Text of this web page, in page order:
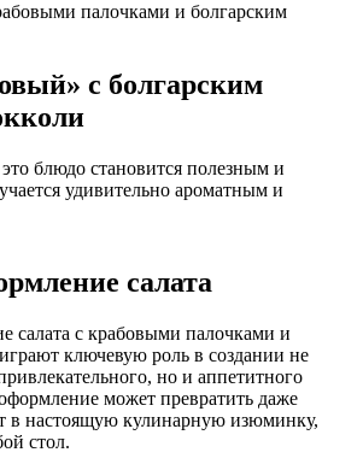
палочками и болгарским
с болгарским
блюдо становится полезным и
удивительно ароматным и
салата
салата с крабовыми палочками и
ключевую роль в создании не
но и аппетитного
может превратить даже
в настоящую кулинарную изюминку,
стол.